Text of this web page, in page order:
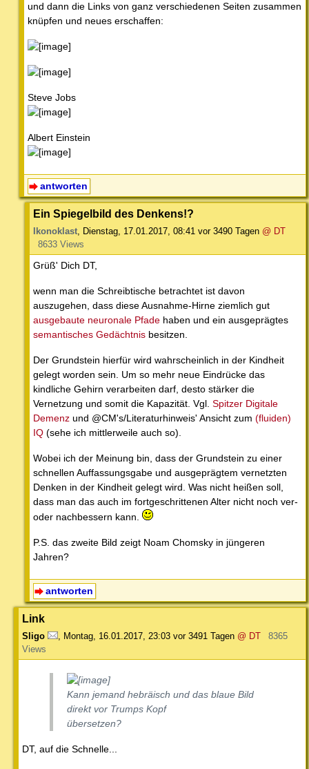
und dann die Links von ganz verschiedenen Seiten zusammen
knüpfen und neues erschaffen:
Steve Jobs
Albert Einstein
antworten
Ein Spiegelbild des Denkens!?
Ikonoklast Dienstag, 17.01.2017, 08:41 vor 3490 Tagen @ DT
8633 Views
Grüß' Dich DT,
wenn man die Schreibtische betrachtet ist davon
auszugehen, dass diese Ausnahme-Hirne ziemlich gut
ausgebaute neuronale Pfade haben und ein ausgeprägtes
semantisches Gedächtnis besitzen.
Der Grundstein hierfür wird wahrscheinlich in der Kindheit
gelegt worden sein. Um so mehr neue Eindrücke das
kindliche Gehirn verarbeiten darf, desto stärker die
Vernetzung und somit die Kapazität. Vgl. Spitzer Digitale
Demenz und @CM's/Literaturhinweis' Ansicht zum (fluiden)
IQ (sehe ich mittlerweile auch so).
Wobei ich der Meinung bin, dass der Grundstein zu einer
schnellen Auffassungsgabe und ausgeprägtem vernetzten
Denken in der Kindheit gelegt wird. Was nicht heißen soll,
dass man das auch im fortgeschrittenen Alter nicht noch ver-
oder nachbessern kann.
P.S. das zweite Bild zeigt Noam Chomsky in jüngeren
Jahren?
antworten
Link
Sligo Montag, 16.01.2017, 23:03 vor 3491 Tagen @ DT
8365
Views
Kann jemand hebräisch und das blaue Bild
direkt vor Trumps Kopf
übersetzen?
DT, auf die Schnelle...